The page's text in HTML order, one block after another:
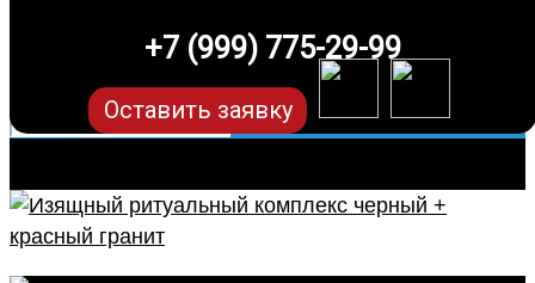
+7 (999) 775-29-99
Оставить заявку